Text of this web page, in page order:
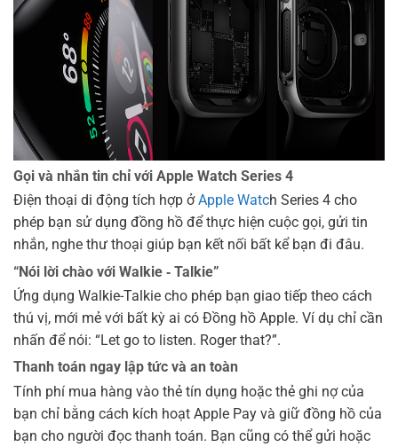
Gọi và nhắn tin chỉ với Apple Watch Series 4
Điện thoại di động tích hợp ởApple Watch Series 4 cho
phép bạn sử dụng đồng hồ để thực hiện cuộc gọi, gửi tin
nhắn, nghe thư thoại giúp bạn kết nối bất kể bạn đi đâu.
“Nói lời chào với Walkie ‑ Talkie”
Ứng dụng Walkie-Talkie cho phép bạn giao tiếp theo cách
thú vị, mới mẻ với bất kỳ ai có Đồng hồ Apple. Ví dụ chỉ cần
nhấn để nói: “Let go to listen. Roger that?”.
Thanh toán ngay lập tức và an toàn
Tính phí mua hàng vào thẻ tín dụng hoặc thẻ ghi nợ của
bạn chỉ bằng cách kích hoạt Apple Pay và giữ đồng hồ của
bạn cho người đọc thanh toán. Bạn cũng có thể gửi hoặc